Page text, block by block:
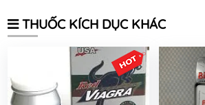
THUỐC KÍCH DỤC KHÁC